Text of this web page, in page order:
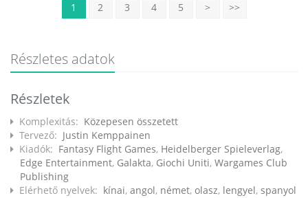
1 2 3 4 5 > >>
Részletes adatok
Részletek
Komplexitás: Közepesen összetett
Tervező: Justin Kemppainen
Kiadók: Fantasy Flight Games, Heidelberger Spieleverlag,
Edge Entertainment, Galakta, Giochi Uniti, Wargames Club
Publishing
Elérhető nyelvek: kínai, angol, német, olasz, lengyel, spanyol